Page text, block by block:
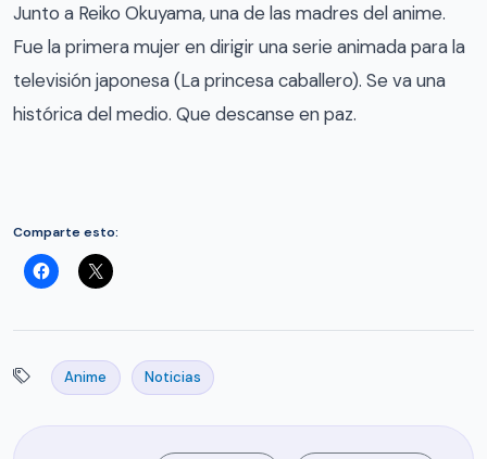
Junto a Reiko Okuyama, una de las madres del anime.
Fue la primera mujer en dirigir una serie animada para la
televisión japonesa (La princesa caballero). Se va una
histórica del medio. Que descanse en paz.
Comparte esto:
Anime Noticias